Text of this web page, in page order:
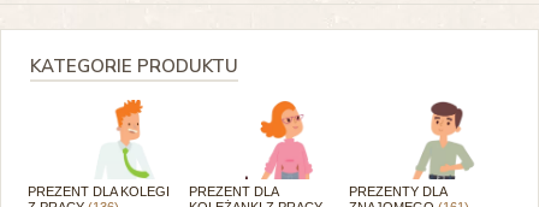
KATEGORIE PRODUKTU
PREZENT DLA KOLEGI
PREZENT DLA
PREZENTY DLA